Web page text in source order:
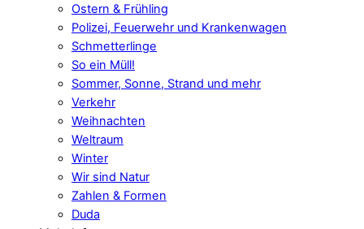
Ostern & Frühling
Polizei, Feuerwehr und Krankenwagen
Schmetterlinge
So ein Müll!
Sommer, Sonne, Strand und mehr
Verkehr
Weihnachten
Weltraum
Winter
Wir sind Natur
Zahlen & Formen
Duda